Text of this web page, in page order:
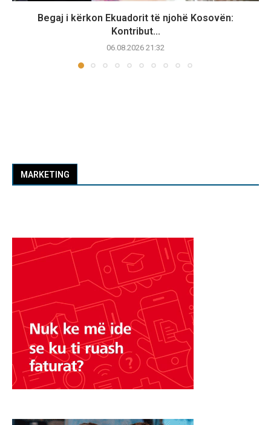
Begaj i kërkon Ekuadorit të njohë Kosovën:
Kontribut...
06.08.2026 21:32
MARKETING